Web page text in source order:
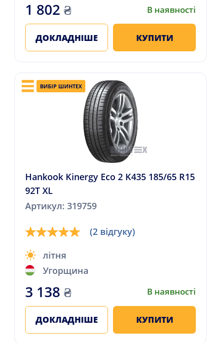
1 802 ₴ В наявності
ДОКЛАДНІШЕ КУПИТИ
ВИБІР ШИНТЕХ
Hankook Kinergy Eco 2 K435 185/65 R15
92T XL
Артикул: 319759
(2 відгуку)
літня
Угорщина
3 138 ₴ В наявності
ДОКЛАДНІШЕ КУПИТИ